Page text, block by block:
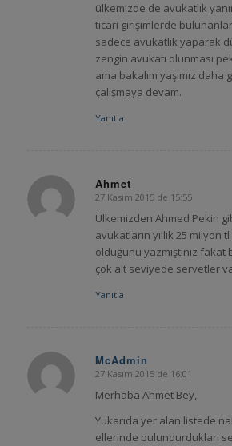
ülkemizde de avukatlık
ticari girişimlerde
sadece avukatlık yaparak
zengin avukatı olunması
ama bakalım yaşımız daha
çalışmaya devam.
Yanıtla
Ahmet
says:
27 Kasım 2015 de 15:55
Ülkemizden Ahmed Pekin
avukatların yıllık 25 milyon tl
olduğunu yazmıştınız fakat
çok alt seviyede servetler
Yanıtla
McAdmin
says:
27 Kasım 2015 de 16:01
Merhaba Ahmet Bey,
Yukarıda yer alan listede
ellerinde bulundurdukları